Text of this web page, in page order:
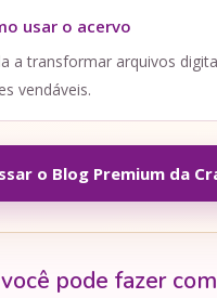
usar o acervo
a transformar arquivos
vendáveis.
o Blog Premium da
pode fazer